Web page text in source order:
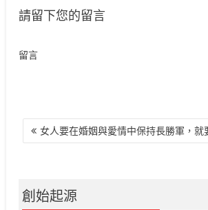
請留下您的留言
留言
文
章 女人要在婚姻與愛情中保持長勝軍，就
創始起源